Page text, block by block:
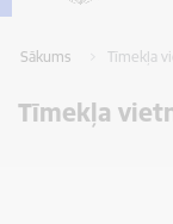
Sākums Tīmekļa
Tīmekļa